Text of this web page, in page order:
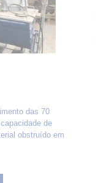
das 70
de
obstruído em